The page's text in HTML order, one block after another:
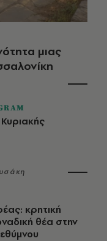
μιας
κρητική
θέα στην